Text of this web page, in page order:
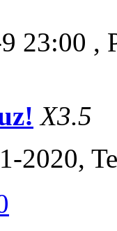
23:00 ,
X3.5
2020,